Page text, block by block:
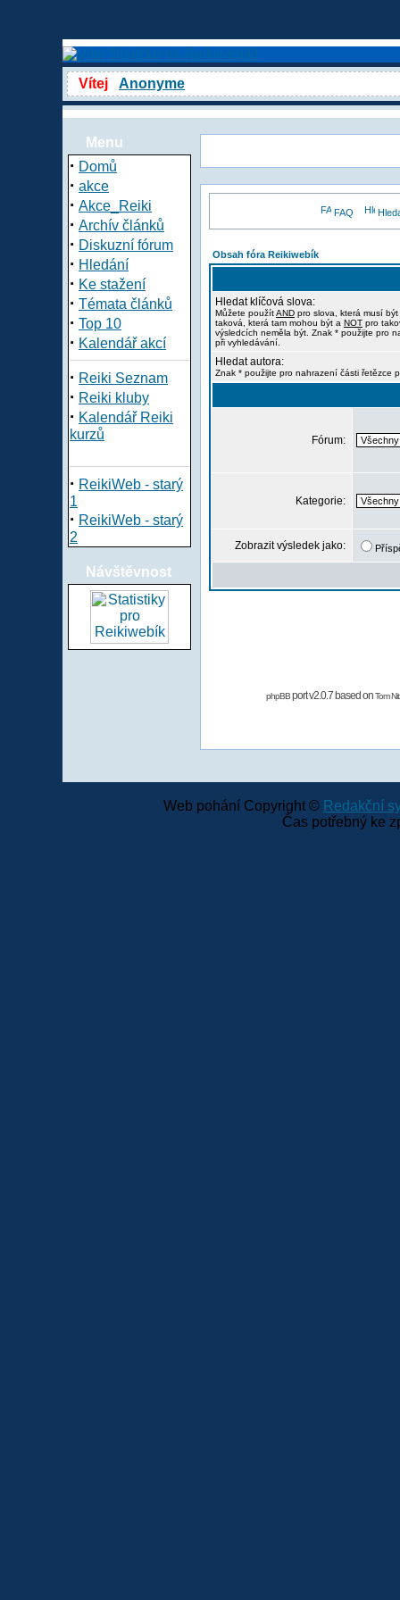
Vítej Anonyme
Menu
· Domů
· akce
· Akce_Reiki
· Archív článků
· Diskuzní fórum
· Hledání
· Ke stažení
· Témata článků
· Top 10
· Kalendář akcí
· Reiki Seznam
· Reiki kluby
· Kalendář Reiki
kurzů
· ReikiWeb - starý
1
· ReikiWeb - starý
2
Návštěvnost
FAQ
Obsah fóra Reikiwebík
Hledat klíčová slova:
Můžete použítAND pro slova, která musí
taková, která tam mohou být a NOT pro
výsledcích neměla být. Znak * použijte pro
při vyhledávání.
Hledat autora:
Znak * použijte pro nahrazení části řetězce
Fórum:
Kategorie:
Zobrazit výsledek jako:
phpBBport v2.0.7 based onTom
Web pohání Copyright © Redakční
Čas potřebný ke